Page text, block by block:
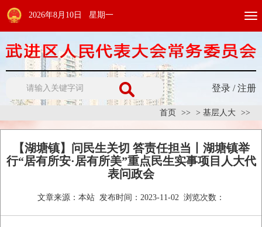
2026年8月10日 星期一
登录 /注册
首页 > 基层人大
【湖塘镇】问民生关切 答责任担当丨湖塘镇举
行“居有所安·居有所美”重点民生实事项目人大代
表问政会
文章来源： 本站 发布时间： 2023-11-02 浏览次数：